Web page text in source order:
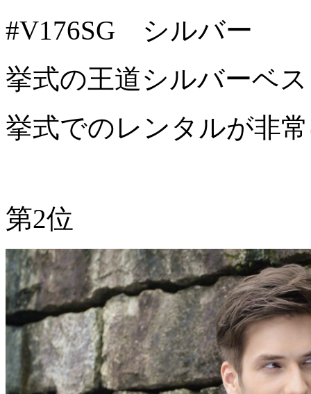
#V176SG シルバー
挙式の王道シルバーベ
挙式でのレンタルが非
第2位